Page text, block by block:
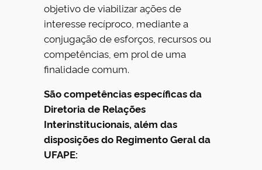
objetivo de viabilizar ações de
interesse recíproco, mediante a
conjugação de esforços, recursos ou
competências, em prol de uma
finalidade comum.
São competências específicas da
Diretoria de Relações
Interinstitucionais, além das
disposições do Regimento Geral da
UFAPE: